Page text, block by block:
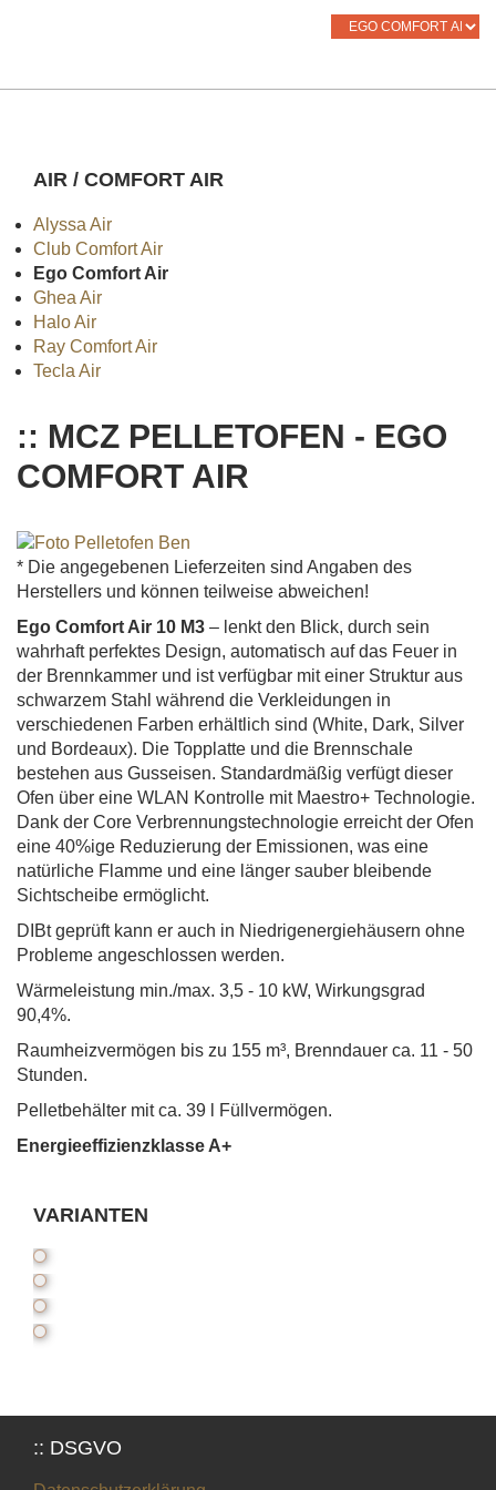
AIR / COMFORT AIR
Alyssa Air
Club Comfort Air
Ego Comfort Air
Ghea Air
Halo Air
Ray Comfort Air
Tecla Air
:: MCZ PELLETOFEN - EGO
COMFORT AIR
* Die angegebenen Lieferzeiten sind Angaben des
Herstellers und können teilweise abweichen!
Ego Comfort Air 10 M3 – lenkt den Blick, durch sein
wahrhaft perfektes Design, automatisch auf das Feuer in
der Brennkammer und ist verfügbar mit einer Struktur aus
schwarzem Stahl während die Verkleidungen in
verschiedenen Farben erhältlich sind (White, Dark, Silver
und Bordeaux). Die Topplatte und die Brennschale
bestehen aus Gusseisen. Standardmäßig verfügt dieser
Ofen über eine WLAN Kontrolle mit Maestro+ Technologie.
Dank der Core Verbrennungstechnologie erreicht der Ofen
eine 40%ige Reduzierung der Emissionen, was eine
natürliche Flamme und eine länger sauber bleibende
Sichtscheibe ermöglicht.
DIBt geprüft kann er auch in Niedrigenergiehäusern ohne
Probleme angeschlossen werden.
Wärmeleistung min./max. 3,5 - 10 kW, Wirkungsgrad
90,4%.
Raumheizvermögen bis zu 155 m³, Brenndauer ca. 11 - 50
Stunden.
Pelletbehälter mit ca. 39 l Füllvermögen.
Energieeffizienzklasse A+
VARIANTEN
:: DSGVO